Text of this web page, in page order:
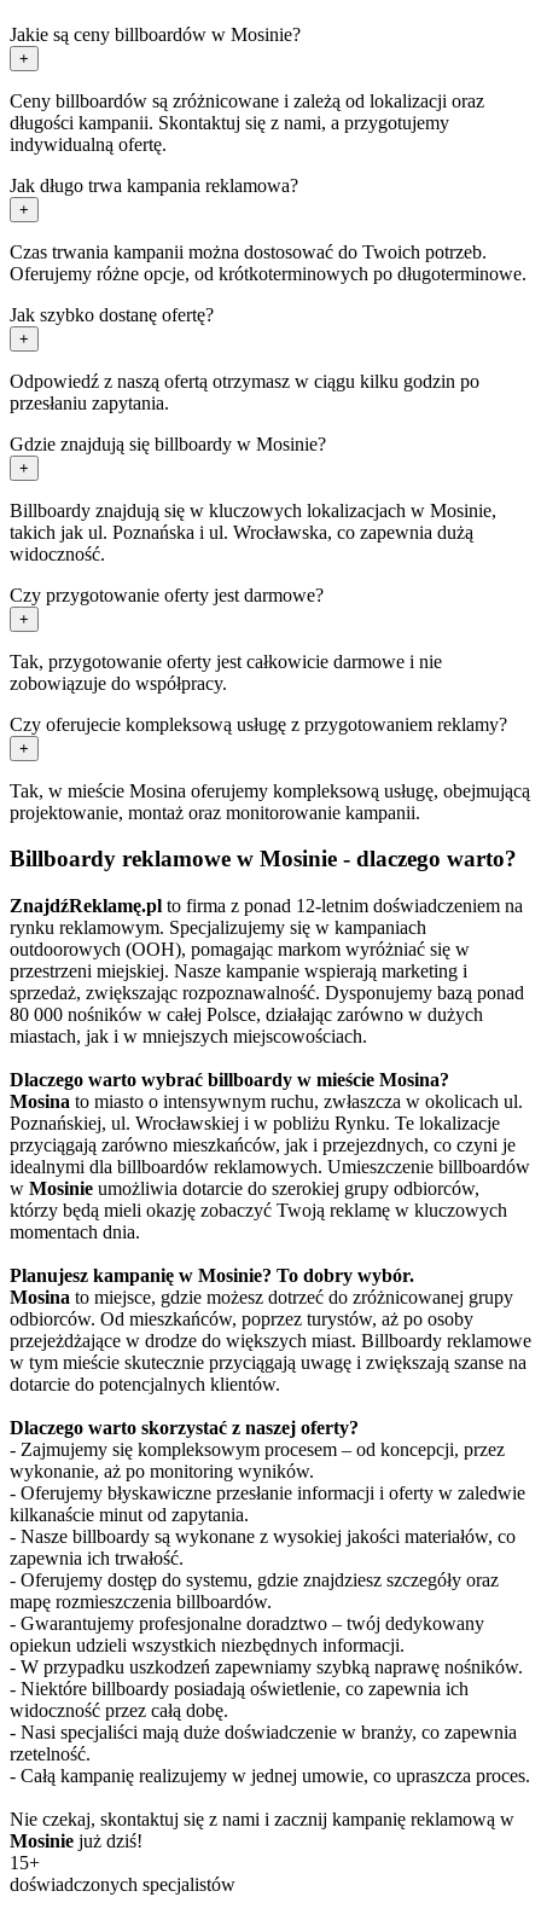
Jakie są ceny billboardów w Mosinie?
+
Ceny billboardów są zróżnicowane i zależą od lokalizacji oraz
długości kampanii. Skontaktuj się z nami, a przygotujemy
indywidualną ofertę.
Jak długo trwa kampania reklamowa?
+
Czas trwania kampanii można dostosować do Twoich potrzeb.
Oferujemy różne opcje, od krótkoterminowych po długoterminowe.
Jak szybko dostanę ofertę?
+
Odpowiedź z naszą ofertą otrzymasz w ciągu kilku godzin po
przesłaniu zapytania.
Gdzie znajdują się billboardy w Mosinie?
+
Billboardy znajdują się w kluczowych lokalizacjach w Mosinie,
takich jak ul. Poznańska i ul. Wrocławska, co zapewnia dużą
widoczność.
Czy przygotowanie oferty jest darmowe?
+
Tak, przygotowanie oferty jest całkowicie darmowe i nie
zobowiązuje do współpracy.
Czy oferujecie kompleksową usługę z przygotowaniem reklamy?
+
Tak, w mieście Mosina oferujemy kompleksową usługę, obejmującą
projektowanie, montaż oraz monitorowanie kampanii.
Billboardy reklamowe w Mosinie - dlaczego warto?
ZnajdźReklamę.pl to firma z ponad 12-letnim doświadczeniem na
rynku reklamowym. Specjalizujemy się w kampaniach
outdoorowych (OOH), pomagając markom wyróżniać się w
przestrzeni miejskiej. Nasze kampanie wspierają marketing i
sprzedaż, zwiększając rozpoznawalność. Dysponujemy bazą ponad
80 000 nośników w całej Polsce, działając zarówno w dużych
miastach, jak i w mniejszych miejscowościach.
Dlaczego warto wybrać billboardy w mieście Mosina?
Mosina to miasto o intensywnym ruchu, zwłaszcza w okolicach ul.
Poznańskiej, ul. Wrocławskiej i w pobliżu Rynku. Te lokalizacje
przyciągają zarówno mieszkańców, jak i przejezdnych, co czyni je
idealnymi dla billboardów reklamowych. Umieszczenie billboardów
w Mosinie umożliwia dotarcie do szerokiej grupy odbiorców,
którzy będą mieli okazję zobaczyć Twoją reklamę w kluczowych
momentach dnia.
Planujesz kampanię w Mosinie? To dobry wybór.
Mosina to miejsce, gdzie możesz dotrzeć do zróżnicowanej grupy
odbiorców. Od mieszkańców, poprzez turystów, aż po osoby
przejeżdżające w drodze do większych miast. Billboardy reklamowe
w tym mieście skutecznie przyciągają uwagę i zwiększają szanse na
dotarcie do potencjalnych klientów.
Dlaczego warto skorzystać z naszej oferty?
- Zajmujemy się kompleksowym procesem – od koncepcji, przez
wykonanie, aż po monitoring wyników.
- Oferujemy błyskawiczne przesłanie informacji i oferty w zaledwie
kilkanaście minut od zapytania.
- Nasze billboardy są wykonane z wysokiej jakości materiałów, co
zapewnia ich trwałość.
- Oferujemy dostęp do systemu, gdzie znajdziesz szczegóły oraz
mapę rozmieszczenia billboardów.
- Gwarantujemy profesjonalne doradztwo – twój dedykowany
opiekun udzieli wszystkich niezbędnych informacji.
- W przypadku uszkodzeń zapewniamy szybką naprawę nośników.
- Niektóre billboardy posiadają oświetlenie, co zapewnia ich
widoczność przez całą dobę.
- Nasi specjaliści mają duże doświadczenie w branży, co zapewnia
rzetelność.
- Całą kampanię realizujemy w jednej umowie, co upraszcza proces.
Nie czekaj, skontaktuj się z nami i zacznij kampanię reklamową w
Mosinie już dziś!
15+
doświadczonych specjalistów